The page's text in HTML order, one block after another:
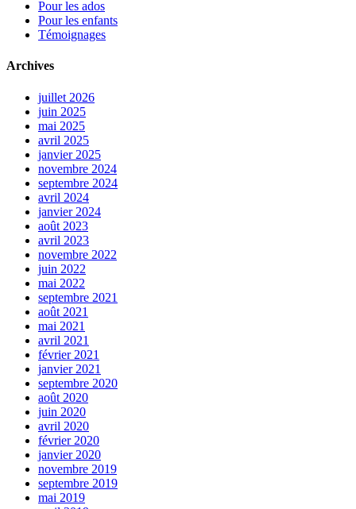
Pour les ados
Pour les enfants
Témoignages
Archives
juillet 2026
juin 2025
mai 2025
avril 2025
janvier 2025
novembre 2024
septembre 2024
avril 2024
janvier 2024
août 2023
avril 2023
novembre 2022
juin 2022
mai 2022
septembre 2021
août 2021
mai 2021
avril 2021
février 2021
janvier 2021
septembre 2020
août 2020
juin 2020
avril 2020
février 2020
janvier 2020
novembre 2019
septembre 2019
mai 2019